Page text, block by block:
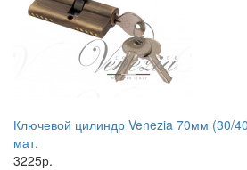
Ключевой цилиндр Venezia 70мм (30/
мат.
3225р.